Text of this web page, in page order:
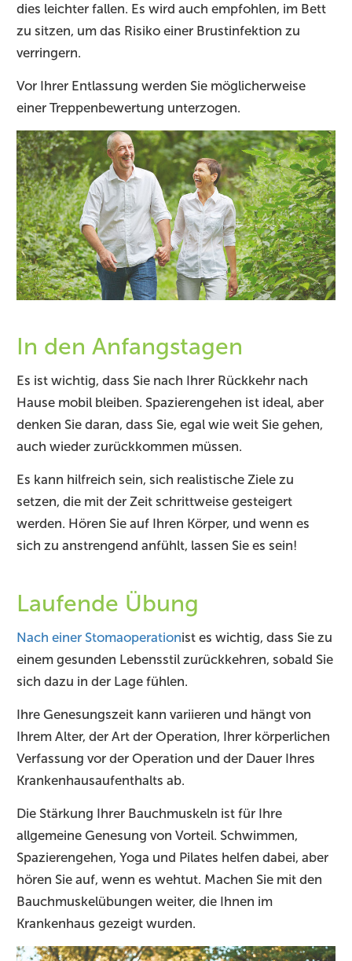
dies leichter fallen. Es wird auch empfohlen, im Bett
zu sitzen, um das Risiko einer Brustinfektion zu
verringern.
Vor Ihrer Entlassung werden Sie möglicherweise
einer Treppenbewertung unterzogen.
In den Anfangstagen
Es ist wichtig, dass Sie nach Ihrer Rückkehr nach
Hause mobil bleiben. Spazierengehen ist ideal, aber
denken Sie daran, dass Sie, egal wie weit Sie gehen,
auch wieder zurückkommen müssen.
Es kann hilfreich sein, sich realistische Ziele zu
setzen, die mit der Zeit schrittweise gesteigert
werden. Hören Sie auf Ihren Körper, und wenn es
sich zu anstrengend anfühlt, lassen Sie es sein!
Laufende Übung
Nach einer Stomaoperationist es wichtig, dass Sie zu
einem gesunden Lebensstil zurückkehren, sobald Sie
sich dazu in der Lage fühlen.
Ihre Genesungszeit kann variieren und hängt von
Ihrem Alter, der Art der Operation, Ihrer körperlichen
Verfassung vor der Operation und der Dauer Ihres
Krankenhausaufenthalts ab.
Die Stärkung Ihrer Bauchmuskeln ist für Ihre
allgemeine Genesung von Vorteil. Schwimmen,
Spazierengehen, Yoga und Pilates helfen dabei, aber
hören Sie auf, wenn es wehtut. Machen Sie mit den
Bauchmuskelübungen weiter, die Ihnen im
Krankenhaus gezeigt wurden.